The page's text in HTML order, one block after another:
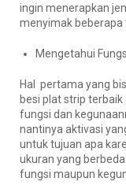
ingin menerapkan
menyimak beberapa
Mengetahui
Hal pertama yang
besi plat strip
fungsi dan
nantinya aktivasi
untuk tujuan apa
ukuran yang
fungsi maupun